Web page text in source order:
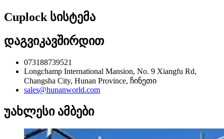
Cuplock სისტემა
დაგვიკავშირდით
073188739521
Longchamp International Mansion, No. 9 Xiangfu Rd,
Changsha City, Hunan Province, ჩინეთი
sales@hunanworld.com
უახლესი ამბები